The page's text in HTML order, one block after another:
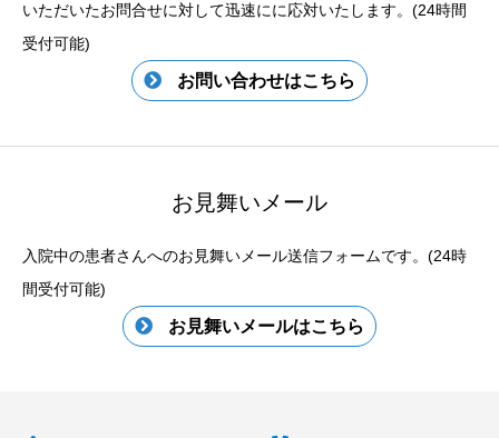
いただいたお問合せに対して迅速にに応対いたします。(24時間
受付可能)
お問い合わせはこちら
お見舞いメール
入院中の患者さんへのお見舞いメール送信フォームです。(24時
間受付可能)
お見舞いメールはこちら